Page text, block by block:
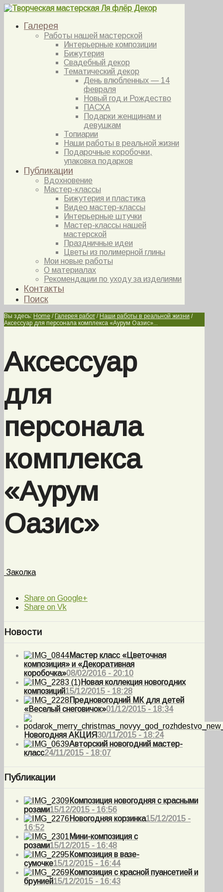
Галерея
Работы нашей мастерской
Интерьерные композиции
Бижутерия
Свадебный декор
Тематический декор
День влюбленных — 14
февраля
Новый год и Рождество
ПАСХА
Подарки женщинам и
девушкам
Топиарии
Наши работы в реальной жизни
Подарочные коробочки,
упаковка подарков
Публикации
Вдохновение
Мастер-классы
Бижутерия и пластика
Видео мастер-классы
Интерьерные штучки
Мастер-классы нашей
мастерской
Праздничные идеи
Цветы из полимерной глины
Мои новые работы
О материалах
Рекомендации по уходу за изделиями
Контакты
Поиск
Вы здесь: Home / Галерея работ / Наши работы в реальной жизни /
Аксессуар для персонала комплекса «Аурум Оазис»...
Аксессуар
для
персонала
комплекса
«Аурум
Оазис»
Заколка
Share on Google+
Share on Vk
Новости
Мастер класс «Цветочная
композиция» и «Декоративная
коробочка»08/02/2016 - 20:10
Новая коллекция новогодних
композиций15/12/2015 - 18:28
Предновогодний МК для детей
«Веселый снеговичок»01/12/2015 - 18:34
Новогодняя АКЦИЯ30/11/2015 - 18:24
Авторский новогодний мастер-
класс24/11/2015 - 18:07
Публикации
Композиция новогодняя с красными
розами15/12/2015 - 16:56
Новогодняя корзинка15/12/2015 -
16:52
Мини-композиция с
розами15/12/2015 - 16:48
Композиция в вазе-
сумочке15/12/2015 - 16:44
Композиция с красной пуансетией и
брунией15/12/2015 - 16:43